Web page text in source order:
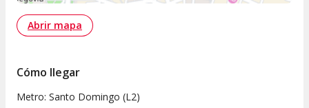
Abrir mapa
Cómo llegar
Metro: Santo Domingo (L2)